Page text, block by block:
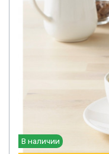
В наличии